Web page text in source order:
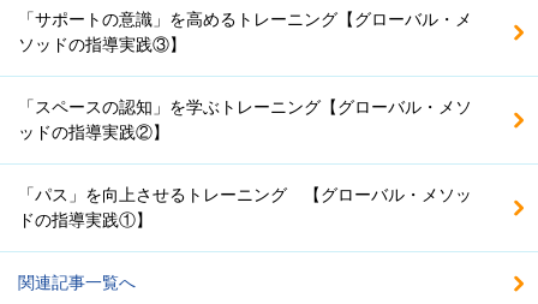
「サポートの意識」を高めるトレーニング【グローバル・メ
ソッドの指導実践③】
「スペースの認知」を学ぶトレーニング【グローバル・メソ
ッドの指導実践②】
「パス」を向上させるトレーニング 【グローバル・メソッ
ドの指導実践①】
関連記事一覧へ